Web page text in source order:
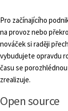
Pro začínajícího
na provoz nebo
nováček si raději
vybudujete opravdu
času se
zrealizuje.
Open source